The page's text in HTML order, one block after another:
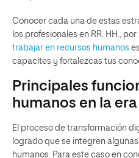
Conocer cada una de estas
los profesionales en RR. HH.,
trabajar en recursos humanos
capacites y fortalezcas tus
Principales
humanos en la
El proceso de transformación
logrado que se integren
humanos. Para este caso en